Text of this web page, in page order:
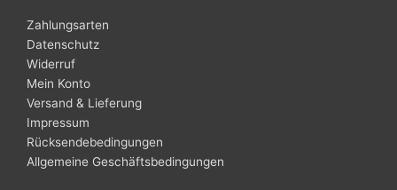
Zahlungsarten
Datenschutz
Widerruf
Mein Konto
Versand & Lieferung
Impressum
Rücksendebedingungen
Allgemeine Geschäftsbedingungen